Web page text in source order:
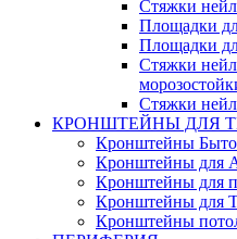
Cтяжки
Площадки
Площадки
Стяжки
Стяжки
КРОНШТЕЙНЫ ДЛЯ
Кронштейны
Кронштейны для
Кронштейны для
Кронштейны для
Кронштейны